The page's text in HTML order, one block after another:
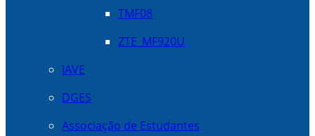
TMF08
ZTE_MF920U
IAVE
DGES
Associação de Estudantes